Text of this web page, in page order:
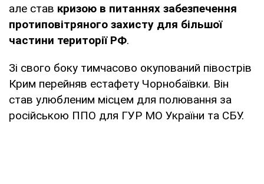
але став кризою в питаннях забезпечення
протиповітряного захисту для більшої
частини території РФ.
Зі свого боку тимчасово окупований півострів
Крим перейняв естафету Чорнобаївки. Він
став улюбленим місцем для полювання за
російською ППО для ГУР МО України та СБУ.